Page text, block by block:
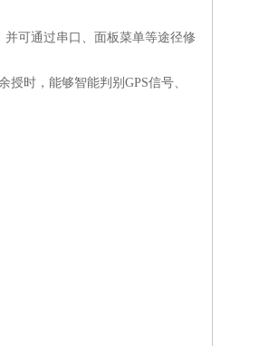
可通过串口、面板菜单等途径修
授时，能够智能判别GPS信号、